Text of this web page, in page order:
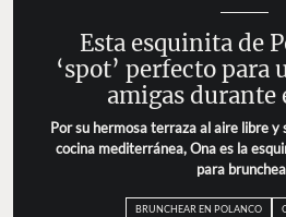
Esta esquinita de
‘spot’ perfecto para
amigas durante
Por su hermosa terraza al aire libre y
cocina mediterránea, Ona es la
para
BRUNCHEAR EN POLANCO